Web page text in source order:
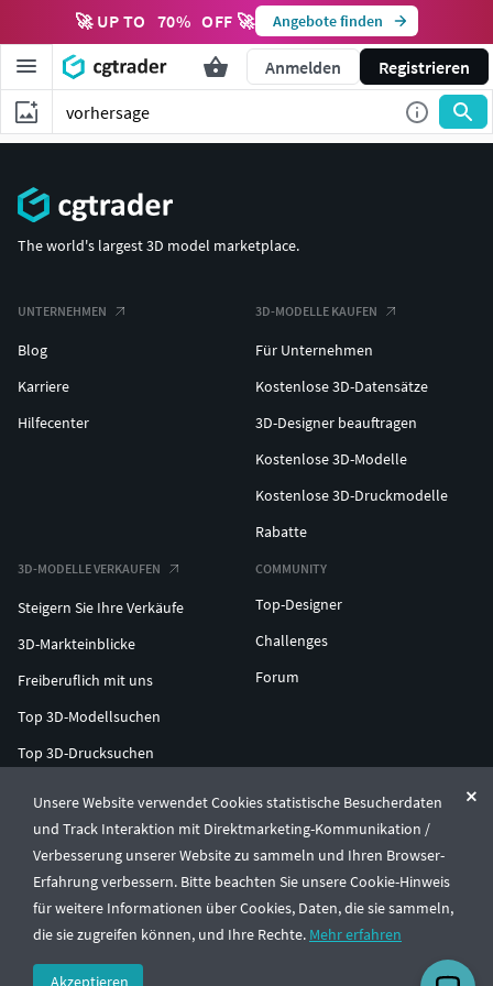
🚀 UP TO 70% OFF 🚀 Angebote finden
Anmelden Registrieren
Unsere Website verwendet Cookies statistische Besucherdaten
und Track Interaktion mit Direktmarketing-Kommunikation /
Verbesserung unserer Website zu sammeln und Ihren Browser-
Erfahrung verbessern. Bitte beachten Sie unsere Cookie-Hinweis
für weitere Informationen über Cookies, Daten, die sie sammeln,
die sie zugreifen können, und Ihre Rechte. Mehr erfahren
Akzeptieren
The world's largest 3D model marketplace.
UNTERNEHMEN
Blog
Karriere
Hilfecenter
3D-MODELLE KAUFEN
Für Unternehmen
Kostenlose 3D-Datensätze
3D-Designer beauftragen
Kostenlose 3D-Modelle
Kostenlose 3D-Druckmodelle
Rabatte
3D-MODELLE VERKAUFEN
Steigern Sie Ihre Verkäufe
3D-Markteinblicke
Freiberuflich mit uns
Top 3D-Modellsuchen
Top 3D-Drucksuchen
COMMUNITY
Top-Designer
Challenges
Forum
ENTERPRISE 3D AT SCALE
© CGTrader 2011-2026
UAB CGTrader, Antakalnio st. 17, Vilnius, Lithuania
Allgemeine GeschäftsbedingungenDatenschutz🇩🇪 Deutsch